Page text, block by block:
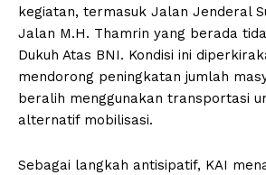
kegiatan, termasuk Jalan Jenderal
Jalan M.H. Thamrin yang berada
Dukuh Atas BNI. Kondisi ini
mendorong peningkatan jumlah
beralih menggunakan transportasi
alternatif mobilisasi.
Sebagai langkah antisipatif, KAI